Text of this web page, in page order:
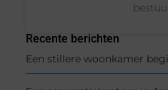
Recente berichten
Een stillere woonkamer